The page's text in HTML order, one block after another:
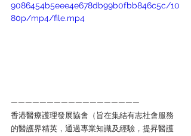
9086454b5eee4e678db99b0fbb846c5c/10
80p/mp4/file.mp4
——————————————————
香港醫療護理發展協會（旨在集結有志社會服務
的醫護界精英，通過專業知識及經驗，提昇醫護